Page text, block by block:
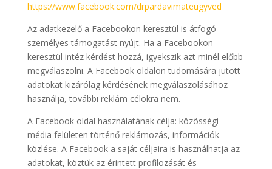
https://www.facebook.com/drpardavimateugyved
Az adatkezelő a Facebookon keresztül is átfogó
személyes támogatást nyújt. Ha a Facebookon
keresztül intéz kérdést hozzá, igyekszik azt minél előbb
megválaszolni. A Facebook oldalon tudomására jutott
adatokat kizárólag kérdésének megválaszolásához
használja, további reklám célokra nem.
A Facebook oldal használatának célja: közösségi
média felületen történő reklámozás, információk
közlése. A Facebook a saját céljaira is használhatja az
adatokat, köztük az érintett profilozását és